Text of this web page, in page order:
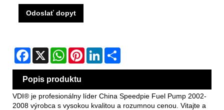
Odoslať dopyt
Facebook
X WhatsAppPinterestLinkedIn
Popis produktu
VDI® je profesionálny líder China Speedpie Fuel Pump 2002-
2008 výrobca s vysokou kvalitou a rozumnou cenou. Vitajte a